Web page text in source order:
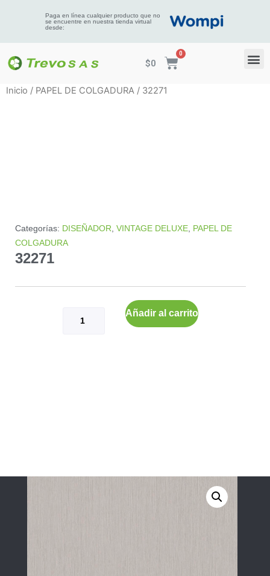
Paga en línea cualquier producto que no
se encuentre en nuestra tienda virtual
desde:
$0
Inicio / PAPEL DE COLGADURA / 32271
Categorías: DISEÑADOR VINTAGE DELUXE PAPEL DE
COLGADURA
32271
Añadir al carrito